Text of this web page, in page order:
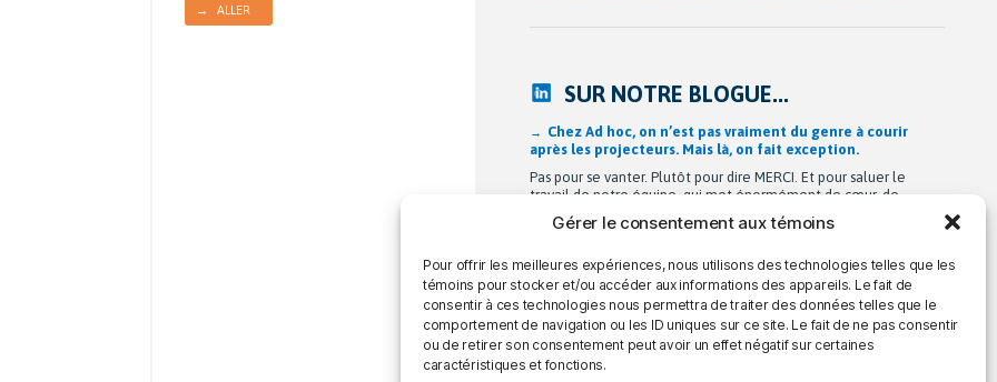
Gérer le consentement aux témoins
Pour offrir les meilleures expériences, nous utilisons des technologies telles que les
témoins pour stocker et/ou accéder aux informations des appareils. Le fait de
consentir à ces technologies nous permettra de traiter des données telles que le
comportement de navigation ou les ID uniques sur ce site. Le fait de ne pas consentir
ou de retirer son consentement peut avoir un effet négatif sur certaines
caractéristiques et fonctions.
→ ALLER
SUR NOTRE BLOGUE...
Chez Ad hoc, on n’est pas vraiment du genre à courir
après les projecteurs. Mais là, on fait exception.
Pas pour se vanter. Plutôt pour dire MERCI. Et pour saluer le
travail de notre équipe, qui met énormément de cœur, de
rigueur et d’intelligence dans tout ce qu’elle fait. Dans le cadre
de notre sondage annuel sur l’expérience client, on a demandé
vivent […]